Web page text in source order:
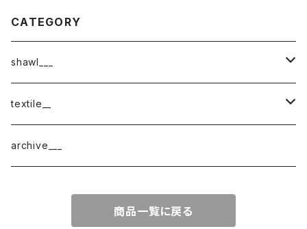
CATEGORY
shawl___
cotton
border
cotton × wool
textile__
織物
archive___
商品一覧に戻る